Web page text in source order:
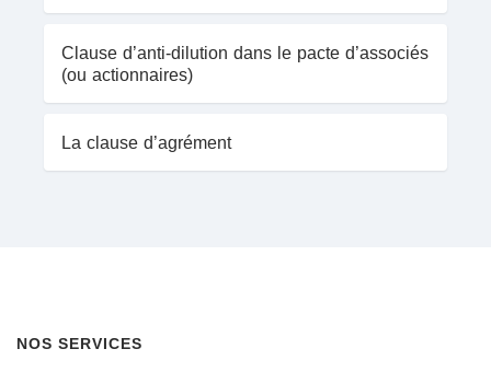
Clause d’anti-dilution dans le pacte d’associés
(ou actionnaires)
La clause d’agrément
NOS SERVICES